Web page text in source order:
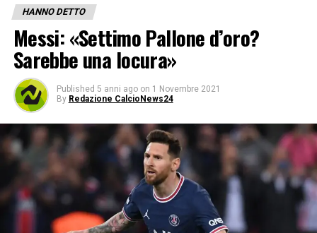
HANNO DETTO
Messi: «Settimo Pallone d’oro?
Sarebbe una locura»
Published 5 anni ago on 1 Novembre 2021
By Redazione CalcioNews24